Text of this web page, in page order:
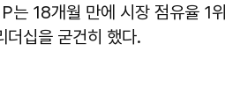
는 18개월 만에 시장 점유율 1위
더십을 굳건히 했다.